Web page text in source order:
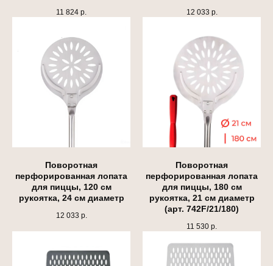
11 824 р. 12 033 р.
Поворотная
перфорированная лопата
для пиццы, 120 см
рукоятка, 24 см диаметр
12 033 р.
Поворотная
перфорированная лопата
для пиццы, 180 см
рукоятка, 21 см диаметр
(арт. 742F/21/180)
11 530 р.